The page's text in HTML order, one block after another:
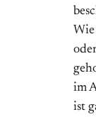
im
ist